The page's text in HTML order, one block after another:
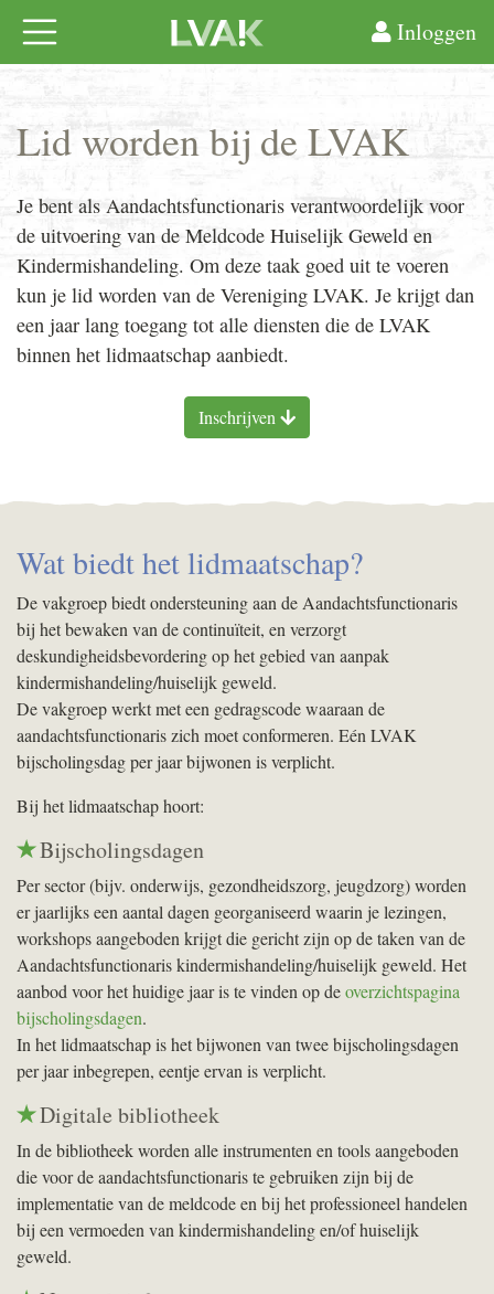
Inloggen
Lid worden bij de LVAK
Je bent als Aandachtsfunctionaris verantwoordelijk voor
de uitvoering van de Meldcode Huiselijk Geweld en
Kindermishandeling. Om deze taak goed uit te voeren
kun je lid worden van de Vereniging LVAK. Je krijgt dan
een jaar lang toegang tot alle diensten die de LVAK
binnen het lidmaatschap aanbiedt.
Inschrijven
Wat biedt het lidmaatschap?
De vakgroep biedt ondersteuning aan de Aandachtsfunctionaris
bij het bewaken van de continuïteit, en verzorgt
deskundigheidsbevordering op het gebied van aanpak
kindermishandeling/huiselijk geweld.
De vakgroep werkt met een gedragscode waaraan de
aandachtsfunctionaris zich moet conformeren. Eén LVAK
bijscholingsdag per jaar bijwonen is verplicht.
Bij het lidmaatschap hoort:
Bijscholingsdagen
Per sector (bijv. onderwijs, gezondheidszorg, jeugdzorg) worden
er jaarlijks een aantal dagen georganiseerd waarin je lezingen,
workshops aangeboden krijgt die gericht zijn op de taken van de
Aandachtsfunctionaris kindermishandeling/huiselijk geweld. Het
aanbod voor het huidige jaar is te vinden op deoverzichtspagina
bijscholingsdagen.
In het lidmaatschap is het bijwonen van twee bijscholingsdagen
per jaar inbegrepen, eentje ervan is verplicht.
Digitale bibliotheek
In de bibliotheek worden alle instrumenten en tools aangeboden
die voor de aandachtsfunctionaris te gebruiken zijn bij de
implementatie van de meldcode en bij het professioneel handelen
bij een vermoeden van kindermishandeling en/of huiselijk
geweld.